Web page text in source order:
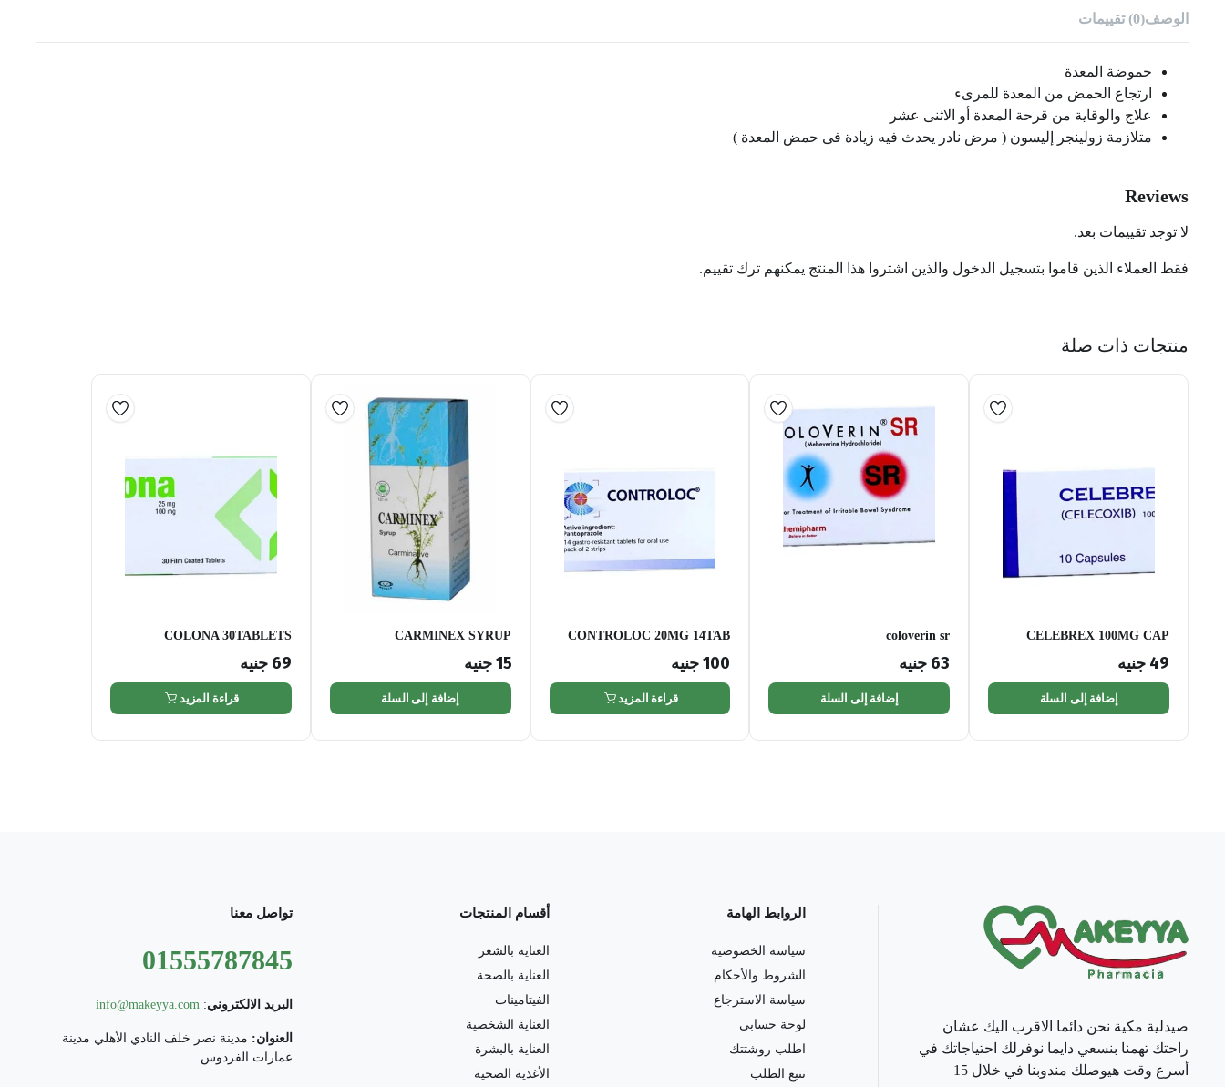
الوصف(0) تقييمات
حموضة المعدة
ارتجاع الحمض من المعدة للمرىء
علاج والوقاية من قرحة المعدة أو الاثنى عشر
متلازمة زولينجر إليسون ( مرض نادر يحدث فيه زيادة فى حمض المعدة )
Reviews
لا توجد تقييمات بعد.
فقط العملاء الذين قاموا بتسجيل الدخول والذين اشتروا هذا المنتج يمكنهم ترك تقييم.
منتجات ذات صلة
CELEBREX 100MG CAP
49 جنيه
إضافة إلى السلة
coloverin sr
63 جنيه
إضافة إلى السلة
CONTROLOC 20MG 14TAB
100 جنيه
قراءة المزيد
CARMINEX SYRUP
15جنيه
إضافة إلى السلة
COLONA 30TABLETS
69 جنيه
قراءة المزيد
صيدلية مكية نحن دائما الاقرب اليك عشان
راحتك تهمنا بنسعي دايما نوفرلك احتياجاتك في
أسرع وقت هيوصلك مندوبنا في خلال 15
الروابط الهامة
سياسة الخصوصية
الشروط والأحكام
سياسة الاسترجاع
لوحة حسابي
اطلب روشتتك
تتبع الطلب
أقسام المنتجات
العناية بالشعر
العناية بالصحة
الفيتامينات
العناية الشخصية
العناية بالبشرة
الأغذية الصحية
تواصل معنا
01555787845
البريد الالكتروني:
info@makeyya.com
العنوان: مدينة نصر خلف النادي الأهلي مدينة
عمارات الفردوس